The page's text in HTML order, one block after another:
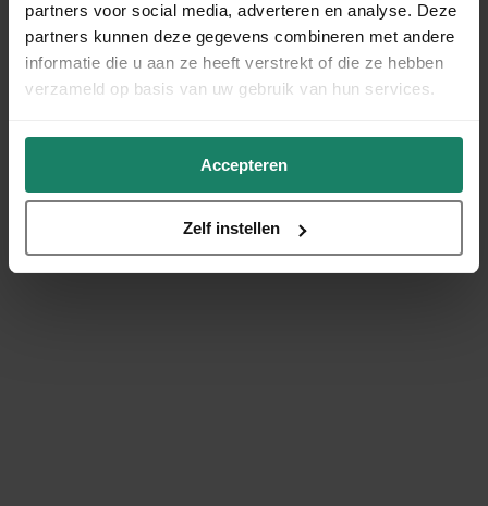
partners voor social media, adverteren en analyse. Deze
partners kunnen deze gegevens combineren met andere
informatie die u aan ze heeft verstrekt of die ze hebben
verzameld op basis van uw gebruik van hun services.
Accepteren
Zelf instellen